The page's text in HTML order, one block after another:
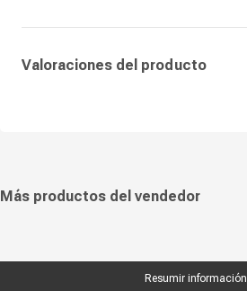
Valoraciones del producto
Más productos del vendedor
Resumir información